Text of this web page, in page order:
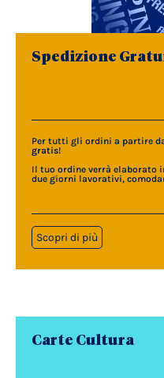
Spedizione
Per tutti gli ordini a partire
gratis!
Il tuo ordine verrà elaborato
due giorni lavorativi,
Scopri di più
Carte Cultura